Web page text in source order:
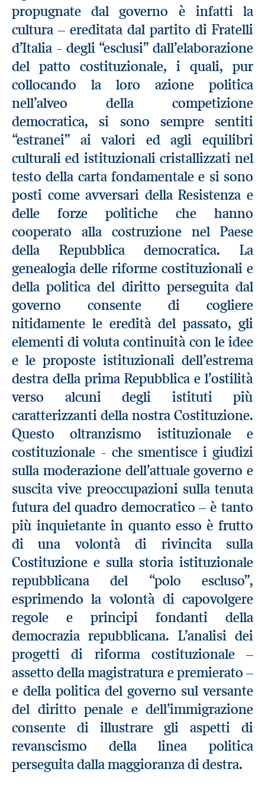
propugnate dal governo è infatti la
cultura – ereditata dal partito di Fratelli
d’Italia - degli “esclusi” dall’elaborazione
del patto costituzionale, i quali, pur
collocando la loro azione politica
nell’alveo della competizione
democratica, si sono sempre sentiti
“estranei” ai valori ed agli equilibri
culturali ed istituzionali cristallizzati nel
testo della carta fondamentale e si sono
posti come avversari della Resistenza e
delle forze politiche che hanno
cooperato alla costruzione nel Paese
della Repubblica democratica. La
genealogia delle riforme costituzionali e
della politica del diritto perseguita dal
governo consente di cogliere
nitidamente le eredità del passato, gli
elementi di voluta continuità con le idee
e le proposte istituzionali dell’estrema
destra della prima Repubblica e l’ostilità
verso alcuni degli istituti più
caratterizzanti della nostra Costituzione.
Questo oltranzismo istituzionale e
costituzionale - che smentisce i giudizi
sulla moderazione dell’attuale governo e
suscita vive preoccupazioni sulla tenuta
futura del quadro democratico – è tanto
più inquietante in quanto esso è frutto
di una volontà di rivincita sulla
Costituzione e sulla storia istituzionale
repubblicana del “polo escluso”,
esprimendo la volontà di capovolgere
regole e principi fondanti della
democrazia repubblicana. L’analisi dei
progetti di riforma costituzionale –
assetto della magistratura e premierato –
e della politica del governo sul versante
del diritto penale e dell’immigrazione
consente di illustrare gli aspetti di
revanscismo della linea politica
perseguita dalla maggioranza di destra.